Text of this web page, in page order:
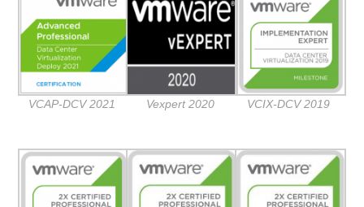
VCAP-DCV 2021 Vexpert 2020 VCIX-DCV 2019